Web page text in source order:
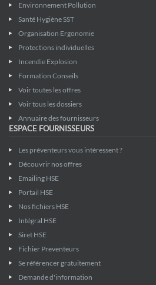
Environnement Pollution
Santé Hygiène SST
Organisation Ergonomie
Protections individuelles
Incendie Explosion
Formation Conseils
Voir toutes les offres
Voir tous les dossiers
Annuaire des fournisseurs
ESPACE FOURNISSEURS
Les préventeurs vous intéressent ?
Découvrir nos offres
Emailing HSE
Portail HSE
Nos fichiers HSE
Intégral HSE
Siret HSE
Fichier Preventeurs
Se référencer gratuitement
Demande d'information